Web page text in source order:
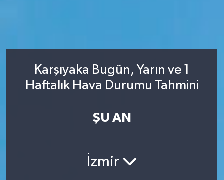
Karşıyaka Bugün, Yarın ve 1
Haftalık Hava Durumu Tahmini
ŞU AN
İzmir
Son Dakika Haberleri